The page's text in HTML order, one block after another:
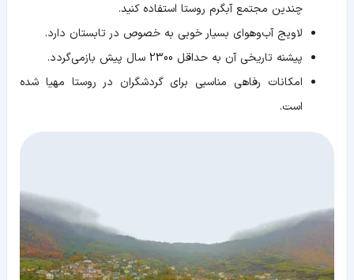
چندین مجتمع آبگرم روستا استفاده کنید.
لاویج آب‌وهوای بسیار خوبی به خصوص در تابستان دارد.
پیشنه تاریخی آن به حداقل 2300 سال پیش بازمی‌گردد.
امکانات رفاهی مناسبی برای گردشگران در روستا مهیا شده
است.